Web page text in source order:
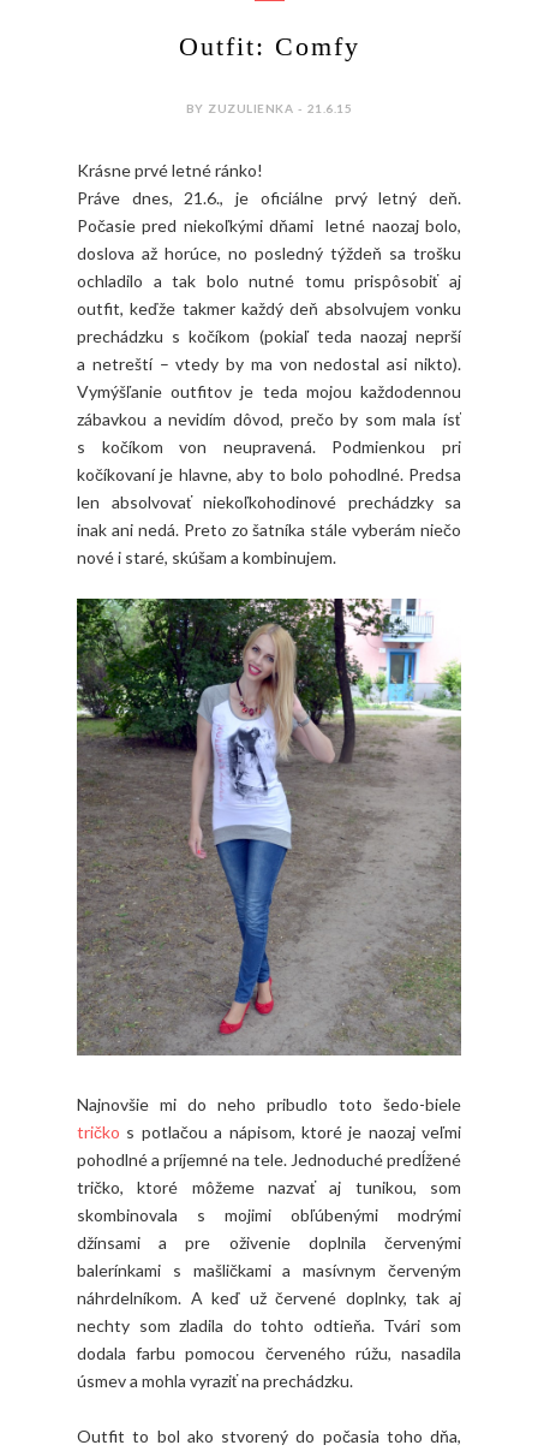
Outfit: Comfy
BY ZUZULIENKA - 21.6.15
Krásne prvé letné ránko!
Práve dnes, 21.6., je oficiálne prvý letný deň.
Počasie pred niekoľkými dňami letné naozaj bolo,
doslova až horúce, no posledný týždeň sa trošku
ochladilo a tak bolo nutné tomu prispôsobiť aj
outfit, keďže takmer každý deň absolvujem vonku
prechádzku s kočíkom (pokiaľ teda naozaj neprší
a netreští – vtedy by ma von nedostal asi nikto).
Vymýšľanie outfitov je teda mojou každodennou
zábavkou a nevidím dôvod, prečo by som mala ísť
s kočíkom von neupravená. Podmienkou pri
kočíkovaní je hlavne, aby to bolo pohodlné. Predsa
len absolvovať niekoľkohodinové prechádzky sa
inak ani nedá. Preto zo šatníka stále vyberám niečo
nové i staré, skúšam a kombinujem.
Najnovšie mi do neho pribudlo toto šedo-biele
tričko s potlačou a nápisom, ktoré je naozaj veľmi
pohodlné a príjemné na tele. Jednoduché predĺžené
tričko, ktoré môžeme nazvať aj tunikou, som
skombinovala s mojimi obľúbenými modrými
džínsami a pre oživenie doplnila červenými
balerínkami s mašličkami a masívnym červeným
náhrdelníkom. A keď už červené doplnky, tak aj
nechty som zladila do tohto odtieňa. Tvári som
dodala farbu pomocou červeného rúžu, nasadila
úsmev a mohla vyraziť na prechádzku.
Outfit to bol ako stvorený do počasia toho dňa,